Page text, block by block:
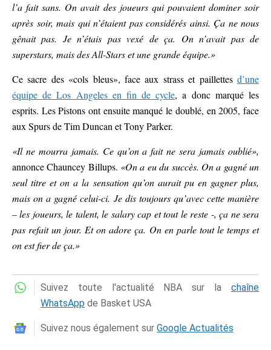
l’a fait sans. On avait des joueurs qui pouvaient dominer soir
après soir, mais qui n’étaient pas considérés ainsi. Ça ne nous
gênait pas. Je n’étais pas vexé de ça. On n’avait pas de
superstars, mais des All-Stars et une grande équipe.»
Ce sacre des «cols bleus», face aux strass et paillettes d’une
équipe de Los Angeles en fin de cycle, a donc marqué les
esprits. Les Pistons ont ensuite manqué le doublé, en 2005, face
aux Spurs de Tim Duncan et Tony Parker.
«Il ne mourra jamais. Ce qu’on a fait ne sera jamais oublié»,
annonce Chauncey Billups. «On a eu du succès. On a gagné un
seul titre et on a la sensation qu’on aurait pu en gagner plus,
mais on a gagné celui-ci. Je dis toujours qu’avec cette manière
– les joueurs, le talent, le salary cap et tout le reste -, ça ne sera
pas refait un jour. Et on adore ça. On en parle tout le temps et
on est fier de ça.»
Suivez toute l'actualité NBA sur la chaîne
WhatsApp de Basket USA
Suivez nous également sur Google Actualités